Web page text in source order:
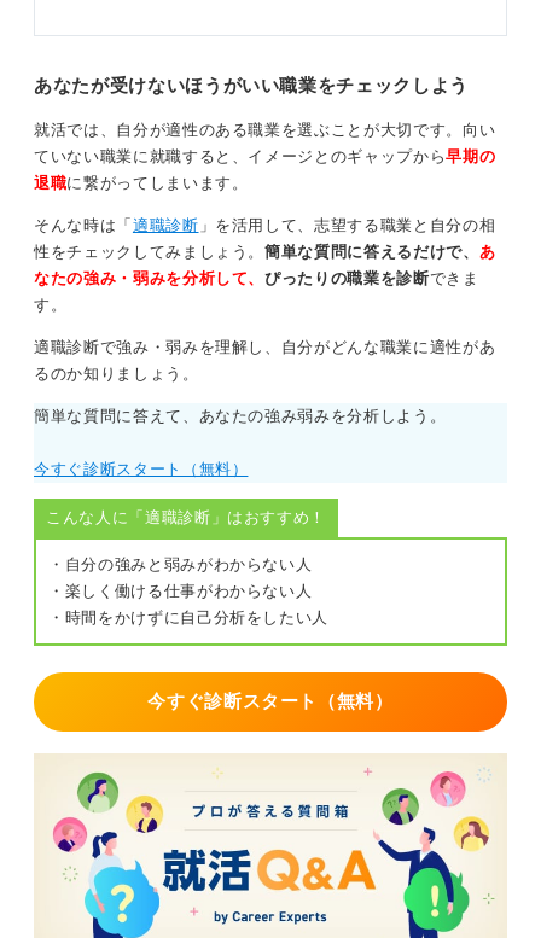
あなたが受けないほうがいい職業をチェックしよう
就活では、自分が適性のある職業を選ぶことが大切です。向い
ていない職業に就職すると、イメージとのギャップから早期の
退職に繋がってしまいます。
そんな時は「 適職診断 」を活用して、志望する職業と自分の相
性をチェックしてみましょう。簡単な質問に答えるだけで、 あ
なたの強み・弱みを分析して、ぴったりの職業を診断できま
す。
適職診断で強み・弱みを理解し、自分がどんな職業に適性があ
るのか知りましょう。
簡単な質問に答えて、あなたの強み弱みを分析しよう。
今すぐ診断スタート（無料）
こんな人に「適職診断」はおすすめ！
・自分の強みと弱みがわからない人
・楽しく働ける仕事がわからない人
・時間をかけずに自己分析をしたい人
今すぐ診断スタート（無料）